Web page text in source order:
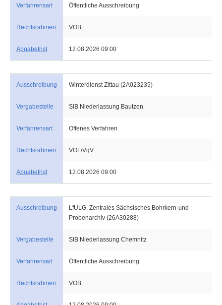
Verfahrensart Öffentliche Ausschreibung
Rechtsrahmen VOB
Abgabefrist 12.08.2026 09:00
Ausschreibung Winterdienst Zittau (2A023235)
Vergabestelle SIB Niederlassung Bautzen
Verfahrensart Offenes Verfahren
Rechtsrahmen VOL/VgV
Abgabefrist 12.08.2026 09:00
Ausschreibung
LfULG, Zentrales Sächsisches Bohrkern-und
Probenarchiv (26A30288)
Vergabestelle SIB Niederlassung Chemnitz
Verfahrensart Öffentliche Ausschreibung
Rechtsrahmen VOB